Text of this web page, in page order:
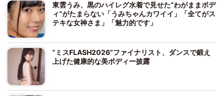
東雲うみ、黒のハイレグ水着で見せた“わがままボデ
ィ”がたまらない「うみちゃんカワイイ」「全てがス
テキな女神さま」「魅力的です」
“ミスFLASH2026”ファイナリスト、ダンスで鍛え
上げた健康的な美ボディー披露